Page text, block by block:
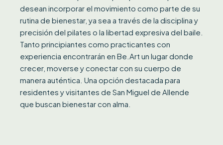
desean incorporar el movimiento como parte de su
rutina de bienestar, ya sea a través de la disciplina y
precisión del pilates o la libertad expresiva del baile.
Tanto principiantes como practicantes con
experiencia encontrarán en Be.Art un lugar donde
crecer, moverse y conectar con su cuerpo de
manera auténtica. Una opción destacada para
residentes y visitantes de San Miguel de Allende
que buscan bienestar con alma.